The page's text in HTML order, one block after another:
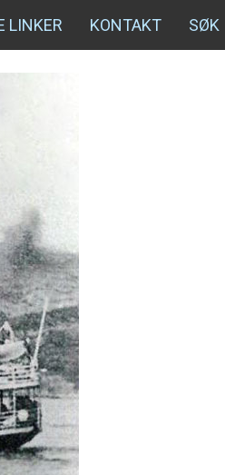
LINKER KONTAKT SØK